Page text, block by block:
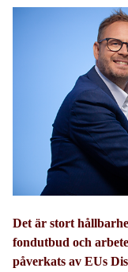
Det är stort
fondutbud och
påverkats av EUs